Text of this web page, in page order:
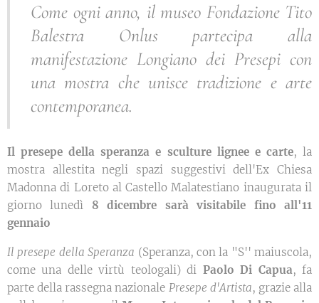
Come ogni anno, il museo Fondazione Tito
Balestra Onlus partecipa alla
manifestazione Longiano dei Presepi con
una mostra che unisce tradizione e arte
contemporanea.
Il presepe della speranza e sculture lignee e carte, la
mostra allestita negli spazi suggestivi dell'Ex Chiesa
Madonna di Loreto al Castello Malatestiano inaugurata il
giorno lunedì 8 dicembre sarà visitabile fino all'11
gennaio
Il presepe della Speranza (Speranza, con la "S'' maiuscola,
come una delle virtù teologali) di Paolo Di Capua, fa
parte della rassegna nazionale Presepe d'Artista, grazie alla